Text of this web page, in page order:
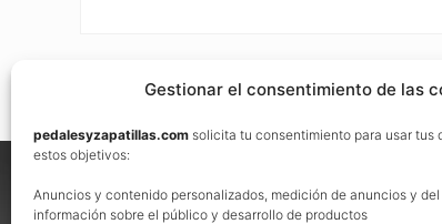
Gestionar el consentimiento de las
pedalesyzapatillas.com solicita tu consentimiento para usar tus
estos objetivos:
Anuncios y contenido personalizados, medición de anuncios y
información sobre el público y desarrollo de productos
Footer
Nos vemos en las redes